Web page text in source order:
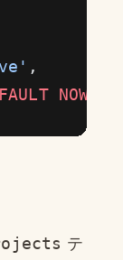
,
NOW
テ